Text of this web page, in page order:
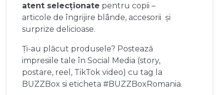
atent selecționate pentru copii –
articole de îngrijire blânde, accesorii și
surprize delicioase.
Ți-au plăcut produsele? Postează
impresiile tale în Social Media (story,
postare, reel, TikTok video) cu tag la
BUZZBox si eticheta #BUZZBoxRomania.